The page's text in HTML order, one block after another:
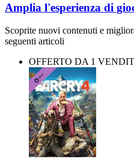
Amplia l'esperienza di
Scoprite nuovi contenuti e
seguenti articoli
OFFERTO DA 1